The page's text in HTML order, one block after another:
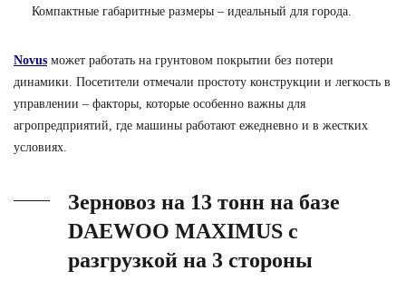
Компактные габаритные размеры – идеальный для города.
Novus может работать на грунтовом покрытии без потери
динамики. Посетители отмечали простоту конструкции и легкость в
управлении – факторы, которые особенно важны для
агропредприятий, где машины работают ежедневно и в жестких
условиях.
Зерновоз на 13 тонн на базе
DAEWOO MAXIMUS с
разгрузкой на 3 стороны